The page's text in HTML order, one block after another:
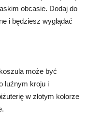
obcasie. Dodaj do
i będziesz wyglądać
może być
luźnym kroju i
w złotym kolorze